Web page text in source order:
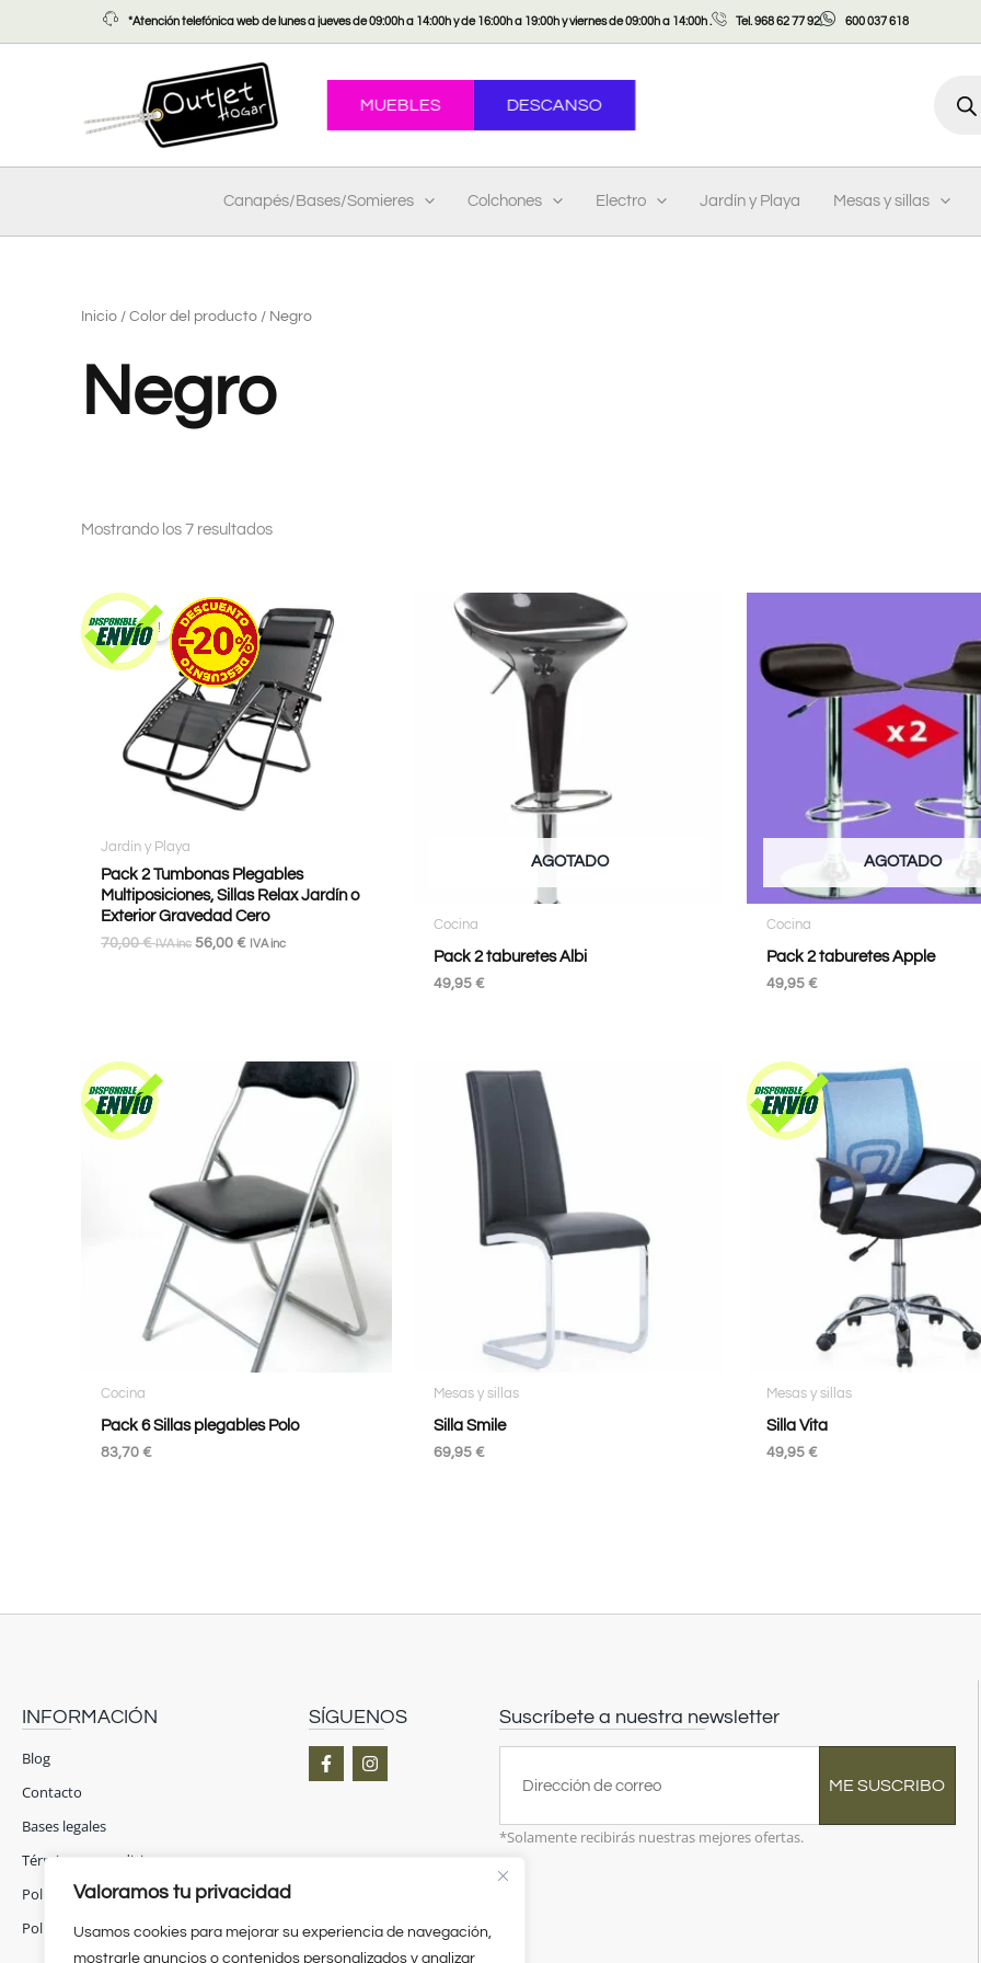
Valoramos tu privacidad
Usamos cookies para mejorar su experiencia de navegación,
mostrarle anuncios o contenidos personalizados y analizar
al
*Atención telefónica web de lunes a jueves de 09:00h a 14:00h y de 16:00h a 19:00h y viernes de 09:00h a 14:00h . Tel. 968 62 77 92 600 037 618
MUEBLES DESCANSO
Canapés/Bases/Somieres Colchones Electro Jardín y Playa Mesas y sillas
Inicio / Color del producto / Negro
Negro
Mostrando los 7 resultados
¡Oferta!
Jardín y Playa
Pack 2 Tumbonas Plegables
Multiposiciones, Sillas Relax Jardín o
Exterior Gravedad Cero
70,00€ IVA inc 56,00 € IVA inc
AGOTADO
Cocina
Pack 2 taburetes Albi
49,95 €
AGOTADO
Cocina
Pack 2 taburetes Apple
49,95 €
Cocina
Pack 6 Sillas plegables Polo
83,70 €
Mesas y sillas
Silla Smile
69,95 €
Mesas y sillas
Silla Vita
49,95 €
INFORMACIÓN
Blog
Contacto
Bases legales
Términos y condiciones
Política de privacidad
Política de cookies
SÍGUENOS
F
a
I
n
Suscríbete a nuestra newsletter
ME SUSCRIBO
*Solamente recibirás nuestras mejores ofertas.